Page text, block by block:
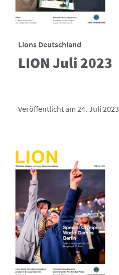
Lions Deutschland
LION Juli 2023
Veröffentlicht am 24. Juli 2023